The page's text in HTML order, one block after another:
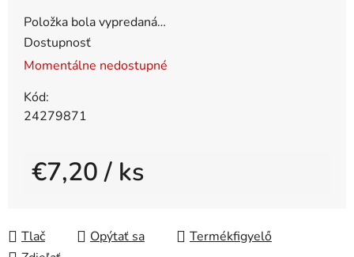
Položka bola vypredaná…
Dostupnosť
Momentálne nedostupné
Kód:
24279871
€7,20/ ks
Tlač
Opýtať sa